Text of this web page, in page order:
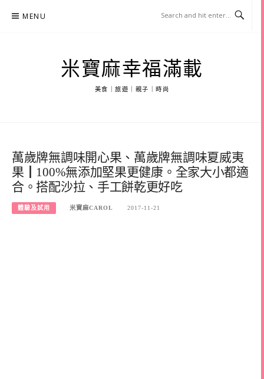
MENU
米寶麻幸福滿載
美食｜旅遊｜親子｜時尚
萬歲牌無調味開心果、萬歲牌無調味夏威夷
果┃100%無添加堅果更健康。全家大小都適
合。搭配沙拉、手工餅乾更好吃
體驗及試用 米寶麻CAROL 2017-11-21